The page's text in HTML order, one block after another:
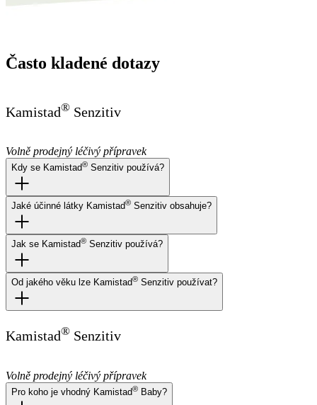
Často kladené dotazy
Kamistad® Senzitiv
Volně prodejný léčivý přípravek
Kdy se Kamistad® Senzitiv používá?
Jaké účinné látky Kamistad® Senzitiv obsahuje?
Jak se Kamistad® Senzitiv používá?
Od jakého věku lze Kamistad® Senzitiv používat?
Kamistad® Senzitiv
Volně prodejný léčivý přípravek
Pro koho je vhodný Kamistad® Baby?